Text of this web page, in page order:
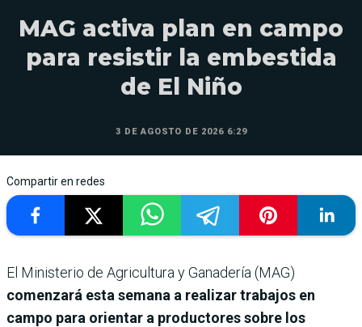
MAG activa plan en campo
para resistir la embestida
de El Niño
3 DE AGOSTO DE 2026 6:29
Compartir en redes
El Ministerio de Agricultura y Ganadería (MAG)
comenzará esta semana a realizar trabajos en
campo para orientar a productores sobre los